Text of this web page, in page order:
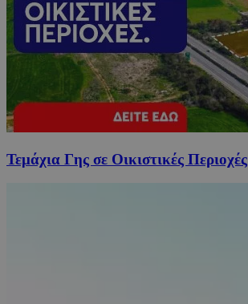
Τεμάχια Γης σε Οικιστικές Περιοχές